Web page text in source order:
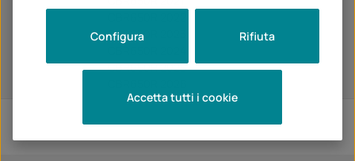
CBR650R 2023
CBR650R 2025
Rifiuta
Configura
Accetta tutti i cookie